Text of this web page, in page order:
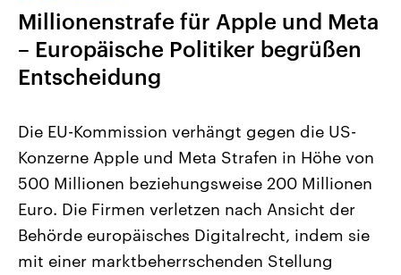
2026
Alle Informationen
Sachsen-Anhalt wählt am 6.
September 2026 einen neuen
Landtag. Seit 2021 wird das
Bundesland von einer Koalition aus
CDU, SPD und FDP regiert.-
Umfragen, Prognosen,
Aktuelle Beiträge,
Hintergründe
Wirtschaftlich und
gehören die Vereinigten
den mächtigsten Ländern
mit großem Einfluss auf
aktuelle Weltgeschehen.
Millionenstrafe für Apple und Meta
– Europäische Politiker begrüßen
Entscheidung
Die EU-Kommission verhängt gegen die US-
Konzerne Apple und Meta Strafen in Höhe von
500 Millionen beziehungsweise 200 Millionen
Euro. Die Firmen verletzen nach Ansicht der
Behörde europäisches Digitalrecht, indem sie
mit einer marktbeherrschenden Stellung